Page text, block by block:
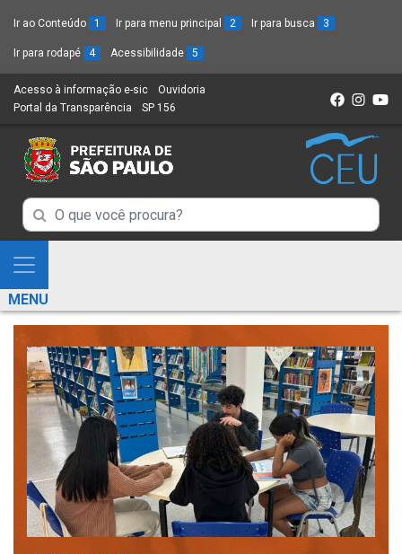
Ir ao Conteúdo 1 Ir para menu principal 2 Ir para busca 3
Ir para rodapé 4 Acessibilidade 5
Acesso à informação e-sic (Link
para
novo
sítio)
Ouvidoria
Portal da Transparência (Link
um
novo
SP 156
Campo
de
Busca
de
informações
Campo
de
de
informações
Mostra
e
Esconde
Menu
MENU